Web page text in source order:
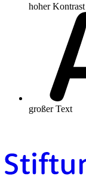
hoher Kontrast
großer Text